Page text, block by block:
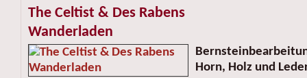
The Celtist & Des Rabens
Wanderladen
Horn, Holz und